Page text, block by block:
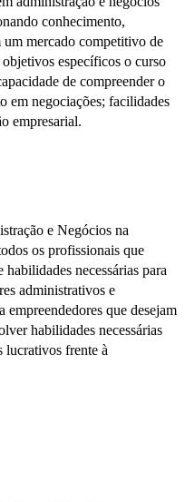
conhecimento,
um mercado competitivo de
específicos o curso
de compreender o
em negociações; facilidades
empresarial.
e Negócios na
os profissionais que
necessárias para
administrativos e
empreendedores que desejam
habilidades necessárias
lucrativos frente à